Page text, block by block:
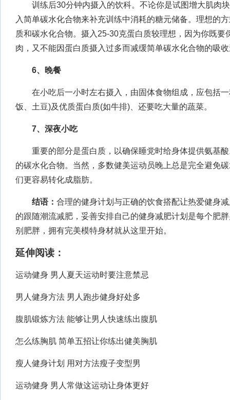
训练后30分钟内摄入的饮科。不论你是试图增大肌肉块
入简单碳水化合物来补充训练中消耗的糖元储备。理想的
质和碳水化合物。摄入25-30克蛋白质较理想，因为你既要
肉，又不能因蛋白质摄入过多而减缓简单碳水化合物的吸
6、晚餐
在小吃后一小时左右摄入，由固体食物组成，应包括一
饭、土豆)及优质蛋白质(如牛排)、还要吃大量的蔬菜。
7、深夜小吃
重要的部分是蛋白质，以确保睡党时给身体提供氨基酸
的碳水化合物。当然，多数健美运动员晚上总是完全避免
们更容易转化成脂肪。
结语： 合理的健身计划与正确的饮食搭配让热爱健身
的跟随潮流减肥，妥善安排自己的健身减肥计划是每个肥
别肥胖，拥有完美模特身材就从这里开始。
延伸阅读：
运动健身 男人夏天运动时要注意禁忌
男人健身方法 男人跑步健身好处多
腹肌锻炼方法 能够让男人快速练出腹肌
怎么练胸肌 简单五招让你练出健美胸肌
瘦人健身计划 用对方法瘦子变型男
运动健身 男人常做这运动让身体更好